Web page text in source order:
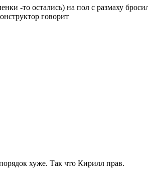
-то остались) на пол с размаху
говорит
хуже. Так что Кирилл прав.